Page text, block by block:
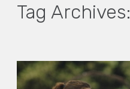
Tag Archives: